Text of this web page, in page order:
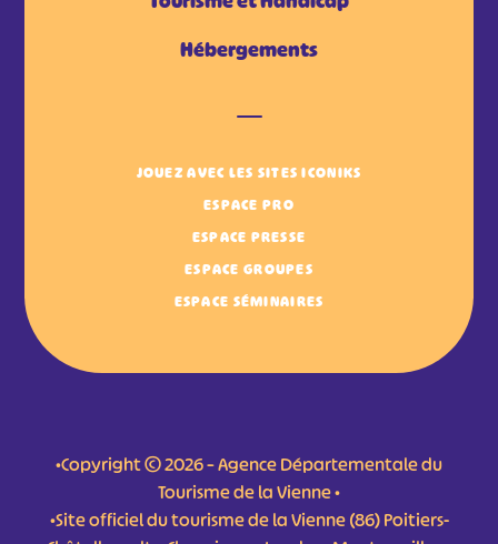
Hébergements
JOUEZ AVEC LES SITES ICONIKS
ESPACE PRO
ESPACE PRESSE
ESPACE GROUPES
ESPACE SÉMINAIRES
•Copyright © 2026 – Agence Départementale du
Tourisme de la Vienne •
•Site officiel du tourisme de la Vienne (86) Poitiers-